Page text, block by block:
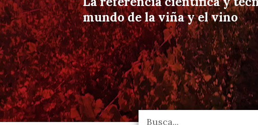
mundo de la viña y el vino